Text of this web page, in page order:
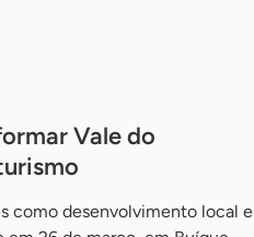
Vale do
como desenvolvimento local e